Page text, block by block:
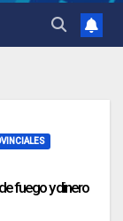
fuego y dinero